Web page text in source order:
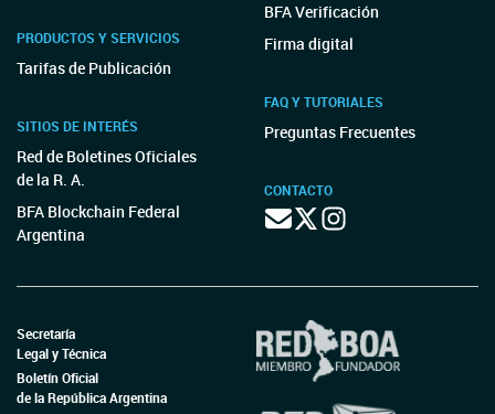
PRODUCTOS Y SERVICIOS
Tarifas de Publicación
SITIOS DE INTERÉS
Red de Boletines Oficiales
de la R. A.
BFA Blockchain Federal
Argentina
BFA Verificación
Firma digital
FAQ Y TUTORIALES
Preguntas Frecuentes
CONTACTO
Secretaría
Legal y Técnica
Boletín Oficial
de la República Argentina